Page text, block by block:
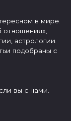
в мире.
отношениях,
астрологии.
подобраны с
вы с нами.